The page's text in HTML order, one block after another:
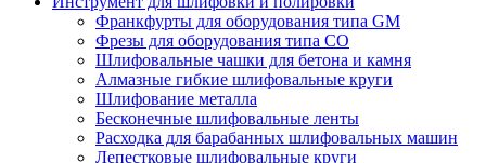
Франкфурты для оборудования типа GM
Фрезы для оборудования типа СО
Шлифовальные чашки для бетона и камня
Алмазные гибкие шлифовальные круги
Шлифование металла
Бесконечные шлифовальные ленты
Расходка для барабанных шлифовальных машин
Лепестковые шлифовальные круги